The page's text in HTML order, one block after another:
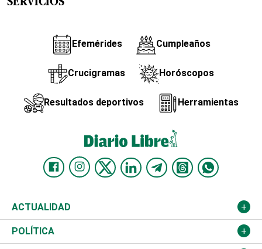
SERVICIOS
Efemérides Cumpleaños
Crucigramas Horóscopos
Resultados deportivos Herramientas
ACTUALIDAD
Nacional
POLÍTICA